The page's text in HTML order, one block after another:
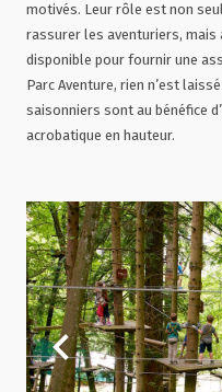
motivés. Leur rôle est non
rassurer les aventuriers, mais
disponible pour fournir une
Parc Aventure, rien n’est
saisonniers sont au bénéfice
acrobatique en hauteur.